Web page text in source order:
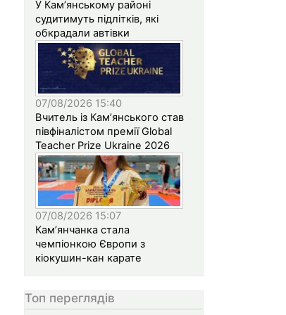
У Кам’янському районі
судитимуть підлітків, які
обкрадали автівки
07/08/2026 15:40
Вчитель із Кам’янського став
півфіналістом премії Global
Teacher Prize Ukraine 2026
07/08/2026 15:07
Кам’янчанка стала
чемпіонкою Європи з
кіокушин-кан карате
Топ переглядів